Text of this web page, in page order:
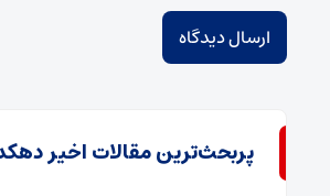
پربحث‌ترین مقالات اخیر